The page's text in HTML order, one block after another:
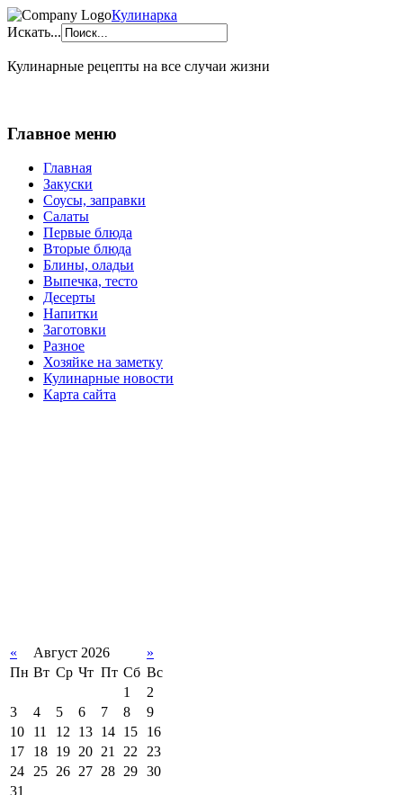
Кулинарка
Искать...
Кулинарные рецепты на все случаи жизни
Главное меню
Главная
Закуски
Соусы, заправки
Салаты
Первые блюда
Вторые блюда
Блины, оладьи
Выпечка, тесто
Десерты
Напитки
Заготовки
Разное
Хозяйке на заметку
Кулинарные новости
Карта сайта
« Август 2026
»
Пн Вт Ср Чт Пт Сб Вс
1
2
3
4 5 6 7 8
9
10
11 12 13 14 15
16
17
18 19 20 21 22 23
24 25 26 27 28 29 30
31